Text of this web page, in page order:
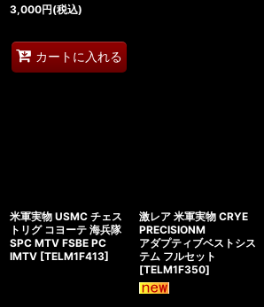
3,000円(税込)
カートに入れる
米軍実物 USMC チェス
トリグ コヨーテ 海兵隊
SPC MTV FSBE PC
IMTV [TELM1F413]
激レア 米軍実物 CRYE
PRECISIONM
アダプティブベストシス
テム フルセット
[TELM1F350]